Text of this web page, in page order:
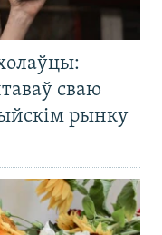
сваю
рынку